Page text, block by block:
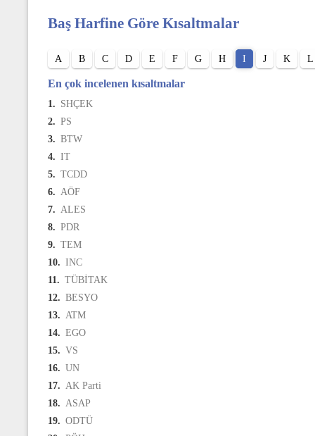
Baş Harfine Göre Kısaltmalar
A B C D E F G H I J K L
En çok incelenen kısaltmalar
1. SHÇEK
2. PS
3. BTW
4. IT
5. TCDD
6. AÖF
7. ALES
8. PDR
9. TEM
10. INC
11. TÜBİTAK
12. BESYO
13. ATM
14. EGO
15. VS
16. UN
17. AK Parti
18. ASAP
19. ODTÜ